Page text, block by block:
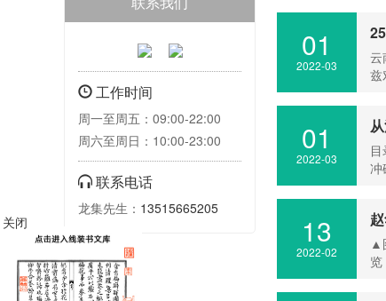
关闭
工作时间
周一至周五：09:00-22:00
周六至周日：10:00-23:00
联系电话
龙集先生： 13515665205
01
2022-03
云
兹
01
2022-03
冲
13
2022-02
▲